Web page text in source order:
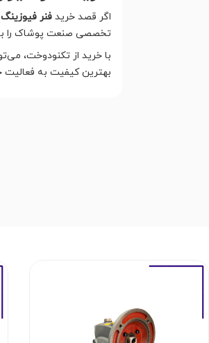
اگر قصد خرید فنر
تخصصی صنعت پوشاک را
با خرید از تکنودوخت،
بهترین کیفیت به فعالیت